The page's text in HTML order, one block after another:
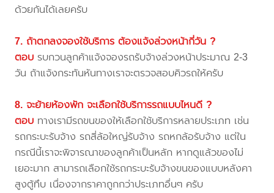
ด้วยกันได้เลยครับ
7. ถ้าตกลงจองใช้บริการ ต้องแจ้งล่วงหน้ากี่วัน ?
ตอบ รบกวนลูกค้าแจ้งจองรถรับจ้างล่วงหน้าประมาณ 2-3
วัน ถ้าแจ้งกระทันหันทางเราจะตรวจสอบคิวรถให้ครับ
8. จะย้ายห้องพัก จะเลือกใช้บริการรถแบบไหนดี ?
ตอบ ทางเรามีรถขนของให้เลือกใช้บริการหลายประเภท เช่น
รถกระบะรับจ้าง รถสี่ล้อใหญ่รับจ้าง รถหกล้อรับจ้าง แต่ใน
กรณีนี้เราจะพิจารณาของลูกค้าเป็นหลัก หากดูแล้วของไม่
เยอะมาก สามารถเลือกใช้รถกระบะรับจ้างขนของแบบหลังคา
สูงตู้ทึบ เนื่องจากราคาถูกกว่าประเภทอื่นๆ ครับ